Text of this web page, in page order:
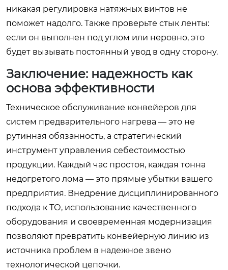
никакая регулировка натяжных винтов не
поможет надолго. Также проверьте стык ленты:
если он выполнен под углом или неровно, это
будет вызывать постоянный увод в одну сторону.
Заключение: надежность как
основа эффективности
Техническое обслуживание конвейеров для
систем предварительного нагрева — это не
рутинная обязанность, а стратегический
инструмент управления себестоимостью
продукции. Каждый час простоя, каждая тонна
недогретого лома — это прямые убытки вашего
предприятия. Внедрение дисциплинированного
подхода к ТО, использование качественного
оборудования и своевременная модернизация
позволяют превратить конвейерную линию из
источника проблем в надежное звено
технологической цепочки.